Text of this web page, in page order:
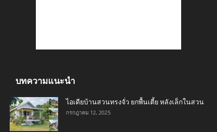
บทความแนะนำ
ไอเดียบ้านสวนทรงจั่ว ยกพื้นเตี้ย หลังเล็กในสวน
กรกฎาคม 12, 2025